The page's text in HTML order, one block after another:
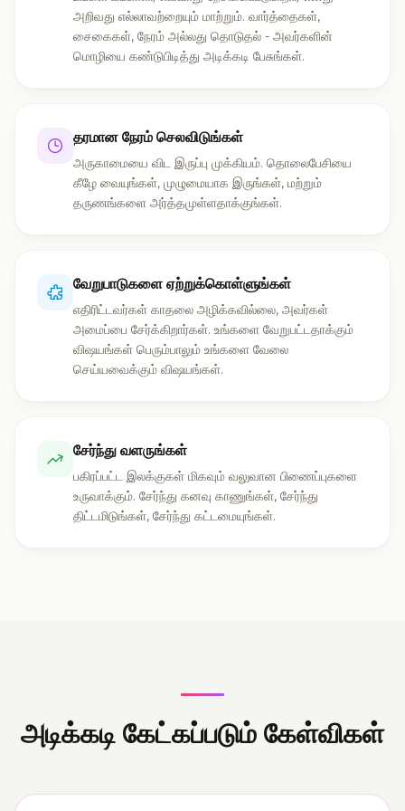
அறிவது எல்லாவற்றையும் மாற்றும். வார்த்தைகள்,
சைகைகள், நேரம் அல்லது தொடுதல் - அவர்களின்
மொழியை கண்டுபிடித்து அடிக்கடி பேசுங்கள்.
தரமான நேரம் செலவிடுங்கள்
அருகாமையை விட இருப்பு முக்கியம். தொலைபேசியை
கீழே வையுங்கள், முழுமையாக இருங்கள், மற்றும்
தருணங்களை அர்த்தமுள்ளதாக்குங்கள்.
வேறுபாடுகளை ஏற்றுக்கொள்ளுங்கள்
எதிரிட்டவர்கள் காதலை அழிக்கவில்லை, அவர்கள்
அமைப்பை சேர்க்கிறார்கள். உங்களை வேறுபட்டதாக்கும்
விஷயங்கள் பெரும்பாலும் உங்களை வேலை
செய்யவைக்கும் விஷயங்கள்.
சேர்ந்து வளருங்கள்
பகிரப்பட்ட இலக்குகள் மிகவும் வலுவான பிணைப்புகளை
உருவாக்கும். சேர்ந்து கனவு காணுங்கள், சேர்ந்து
திட்டமிடுங்கள், சேர்ந்து கட்டமையுங்கள்.
அடிக்கடி கேட்கப்படும் கேள்விகள்